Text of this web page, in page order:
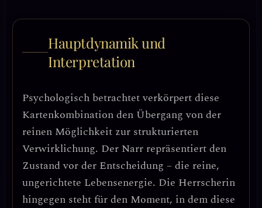
Hauptdynamik und
Interpretation
Psychologisch betrachtet verkörpert diese
Kartenkombination den Übergang von der
reinen Möglichkeit zur strukturierten
Verwirklichung. Der Narr repräsentiert den
Zustand vor der Entscheidung – die reine,
ungerichtete Lebensenergie. Die Herrscherin
hingegen steht für den Moment, in dem diese